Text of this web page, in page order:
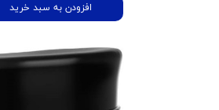
افزودن به سبد خرید